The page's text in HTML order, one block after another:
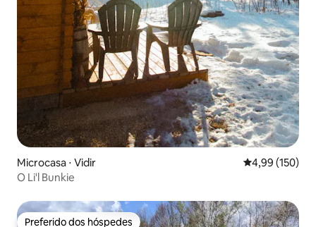
Microcasa ⋅ Vidir 4,99 de uma
4,99 (150)
O Li'l Bunkie
Preferido dos hóspedes